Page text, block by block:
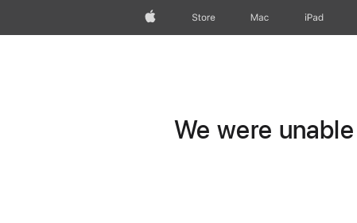
Apple Store Mac iPad
We were